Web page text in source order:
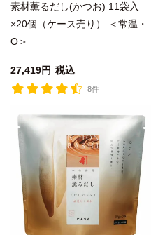
素材薫るだし(かつお) 11袋入
×20個（ケース売り） ＜常温・
O＞
27,419 税込
8件